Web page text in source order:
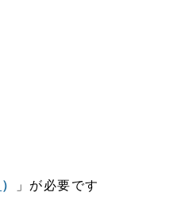
） 」が必要です